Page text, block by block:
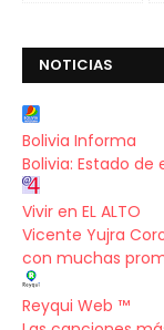
NOTICIAS
Bolivia Informa
Bolivia: Estado
Vivir en EL ALTO
Vicente Yujra
con muchas
Reyqui Web ™